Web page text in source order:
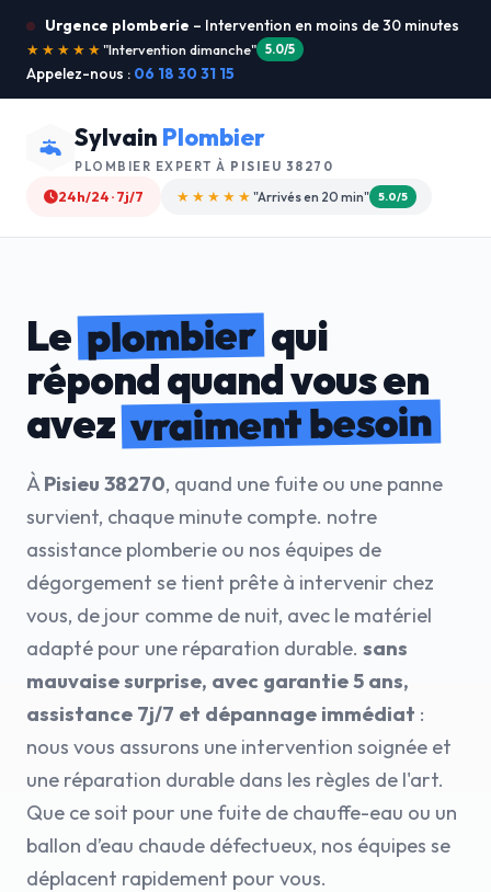
Urgence plomberie – Intervention en moins de 30 minutes
★★★★★"Je recommande !" 4.9/5
Appelez-nous : 06 18 30 31 15
Sylvain Plombier
PLOMBIER EXPERT À PISIEU 38270
24h/24 · 7j/7 ★★★★☆ "Devis gratuit" 4.8/5
Leplombierqui
répond quand vous en
avezvraiment besoin
ÀPisieu 38270, quand une fuite ou une panne
survient, chaque minute compte. notre
assistance plomberie ou nos équipes de
dégorgement se tient prête à intervenir chez
vous, de jour comme de nuit, avec le matériel
adapté pour une réparation durable. sans
mauvaise surprise, avec garantie 5 ans,
assistance 7j/7 et dépannage immédiat :
nous vous assurons une intervention soignée et
une réparation durable dans les règles de l'art.
Que ce soit pour une fuite de chauffe-eau ou un
ballon d’eau chaude défectueux, nos équipes se
déplacent rapidement pour vous.